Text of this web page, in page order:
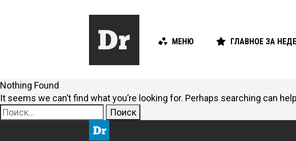
МЕНЮ ГЛАВНОЕ ЗА
Nothing Found
It seems we can’t find what you’re looking for. Perhaps searching can
Найти: